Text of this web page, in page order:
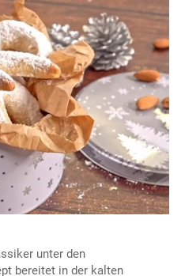
unter den
bereitet in der kalten